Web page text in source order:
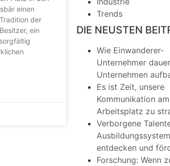
einen
der
ein
Trends
DIE NEUSTEN
Wie Einwanderer-
Unternehmer
Unternehmen
Es ist Zeit, unsere
Kommunikation am
Arbeitsplatz zu
Verborgene
Ausbildungssystem
entdecken und
Forschung: Wenn